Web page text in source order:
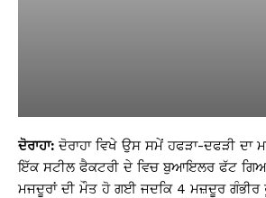
ਦੋਰਾਹਾ: ਦੋਰਾਹਾ ਵਿਖੇ ਉਸ ਸਮੇਂ ਹਫੜਾ-ਦਫੜੀ ਦਾ
ਇੱਕ ਸਟੀਲ ਫੈਕਟਰੀ ਦੇ ਵਿਚ ਬੁਆਇਲਰ ਫੱਟ
ਮਜਦੂਰਾਂ ਦੀ ਮੌਤ ਹੋ ਗਈ ਜਦਕਿ 4 ਮਜ਼ਦੂਰ ਗੰਭੀਰ